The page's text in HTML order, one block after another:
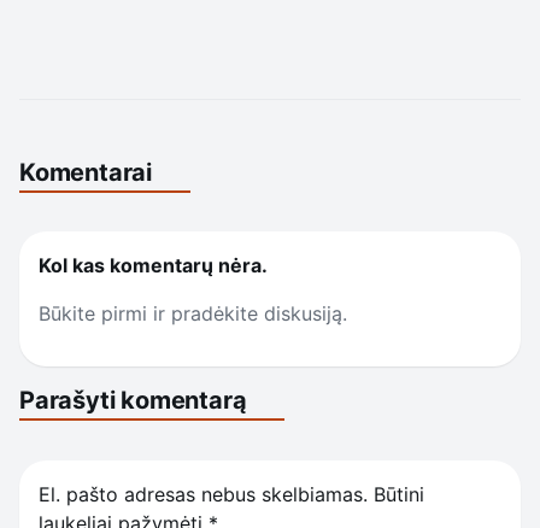
Komentarai
Kol kas komentarų nėra.
Būkite pirmi ir pradėkite diskusiją.
Parašyti komentarą
El. pašto adresas nebus skelbiamas. Būtini
laukeliai pažymėti *